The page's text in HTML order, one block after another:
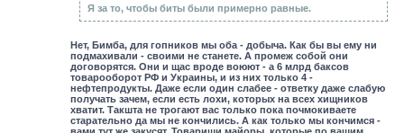
Я за то, чтобы биты были примерно равные.
Нет, Бимба, для гопников мы оба - добыча. Как бы вы ему ни
подмахивали - своими не станете. А промеж собой они
договорятся. Они и щас вроде воюют - а 6 млрд баксов
товарооборот РФ и Украины, и из них только 4 -
нефтепродукты. Даже если один слабее - ответку даже слабую
получать зачем, если есть лохи, которых на всех хищников
хватит. Такшта не трогают вас только пока почмокиваете
старательно да мы не кончились. А как только мы кончимся -